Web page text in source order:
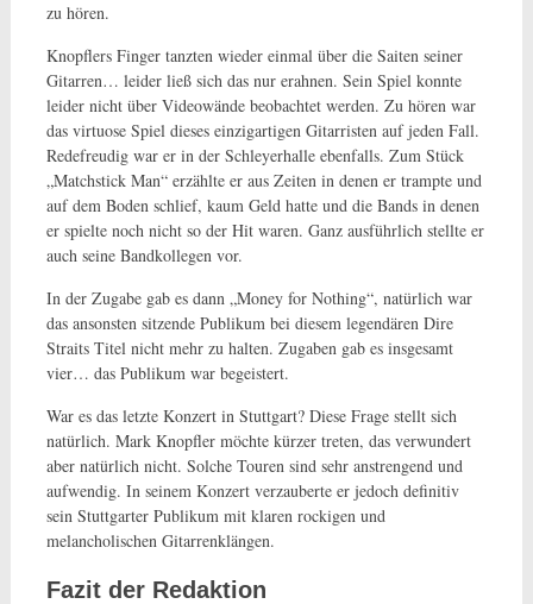
zu hören.
Knopflers Finger tanzten wieder einmal über die Saiten seiner
Gitarren… leider ließ sich das nur erahnen. Sein Spiel konnte
leider nicht über Videowände beobachtet werden. Zu hören war
das virtuose Spiel dieses einzigartigen Gitarristen auf jeden Fall.
Redefreudig war er in der Schleyerhalle ebenfalls. Zum Stück
„Matchstick Man“ erzählte er aus Zeiten in denen er trampte und
auf dem Boden schlief, kaum Geld hatte und die Bands in denen
er spielte noch nicht so der Hit waren. Ganz ausführlich stellte er
auch seine Bandkollegen vor.
In der Zugabe gab es dann „Money for Nothing“, natürlich war
das ansonsten sitzende Publikum bei diesem legendären Dire
Straits Titel nicht mehr zu halten. Zugaben gab es insgesamt
vier… das Publikum war begeistert.
War es das letzte Konzert in Stuttgart? Diese Frage stellt sich
natürlich. Mark Knopfler möchte kürzer treten, das verwundert
aber natürlich nicht. Solche Touren sind sehr anstrengend und
aufwendig. In seinem Konzert verzauberte er jedoch definitiv
sein Stuttgarter Publikum mit klaren rockigen und
melancholischen Gitarrenklängen.
Fazit der Redaktion